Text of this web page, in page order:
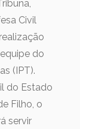
Civil
do
(IPT).
do Estado
Filho, o
servir